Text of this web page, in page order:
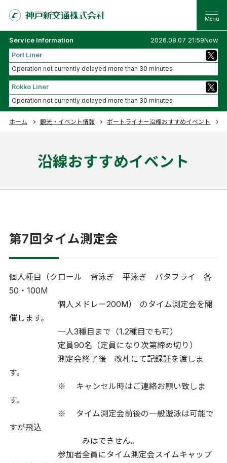
Service Information
2026.08.07 21:59Now
Port Liner
Operation not currently delayed more than 30 minutes
Rokko Liner
Operation not currently delayed more than 30 minutes
ホーム 観光・イベント情報 ポートライナー沿線おすすめイベント
沿線おすすめイベント
第7回タイム測定会
個人種目（クロール 背泳ぎ 平泳ぎ バタフライ 各
50・100M
個人メドレー200M) のタイム測定会を開
催します。
一人3種目まで（1.2種目でも可）
定員90名（定員になり次第締め切り）
測定会終了後 改札にて記録証を渡しま
す。
※ キャンセル時はご連絡お願い致しま
す。
※ タイム測定会前後の一般遊泳は可能で
すが飛込
みはできせん。
参加者全員にタイム測定会スイムキャップ